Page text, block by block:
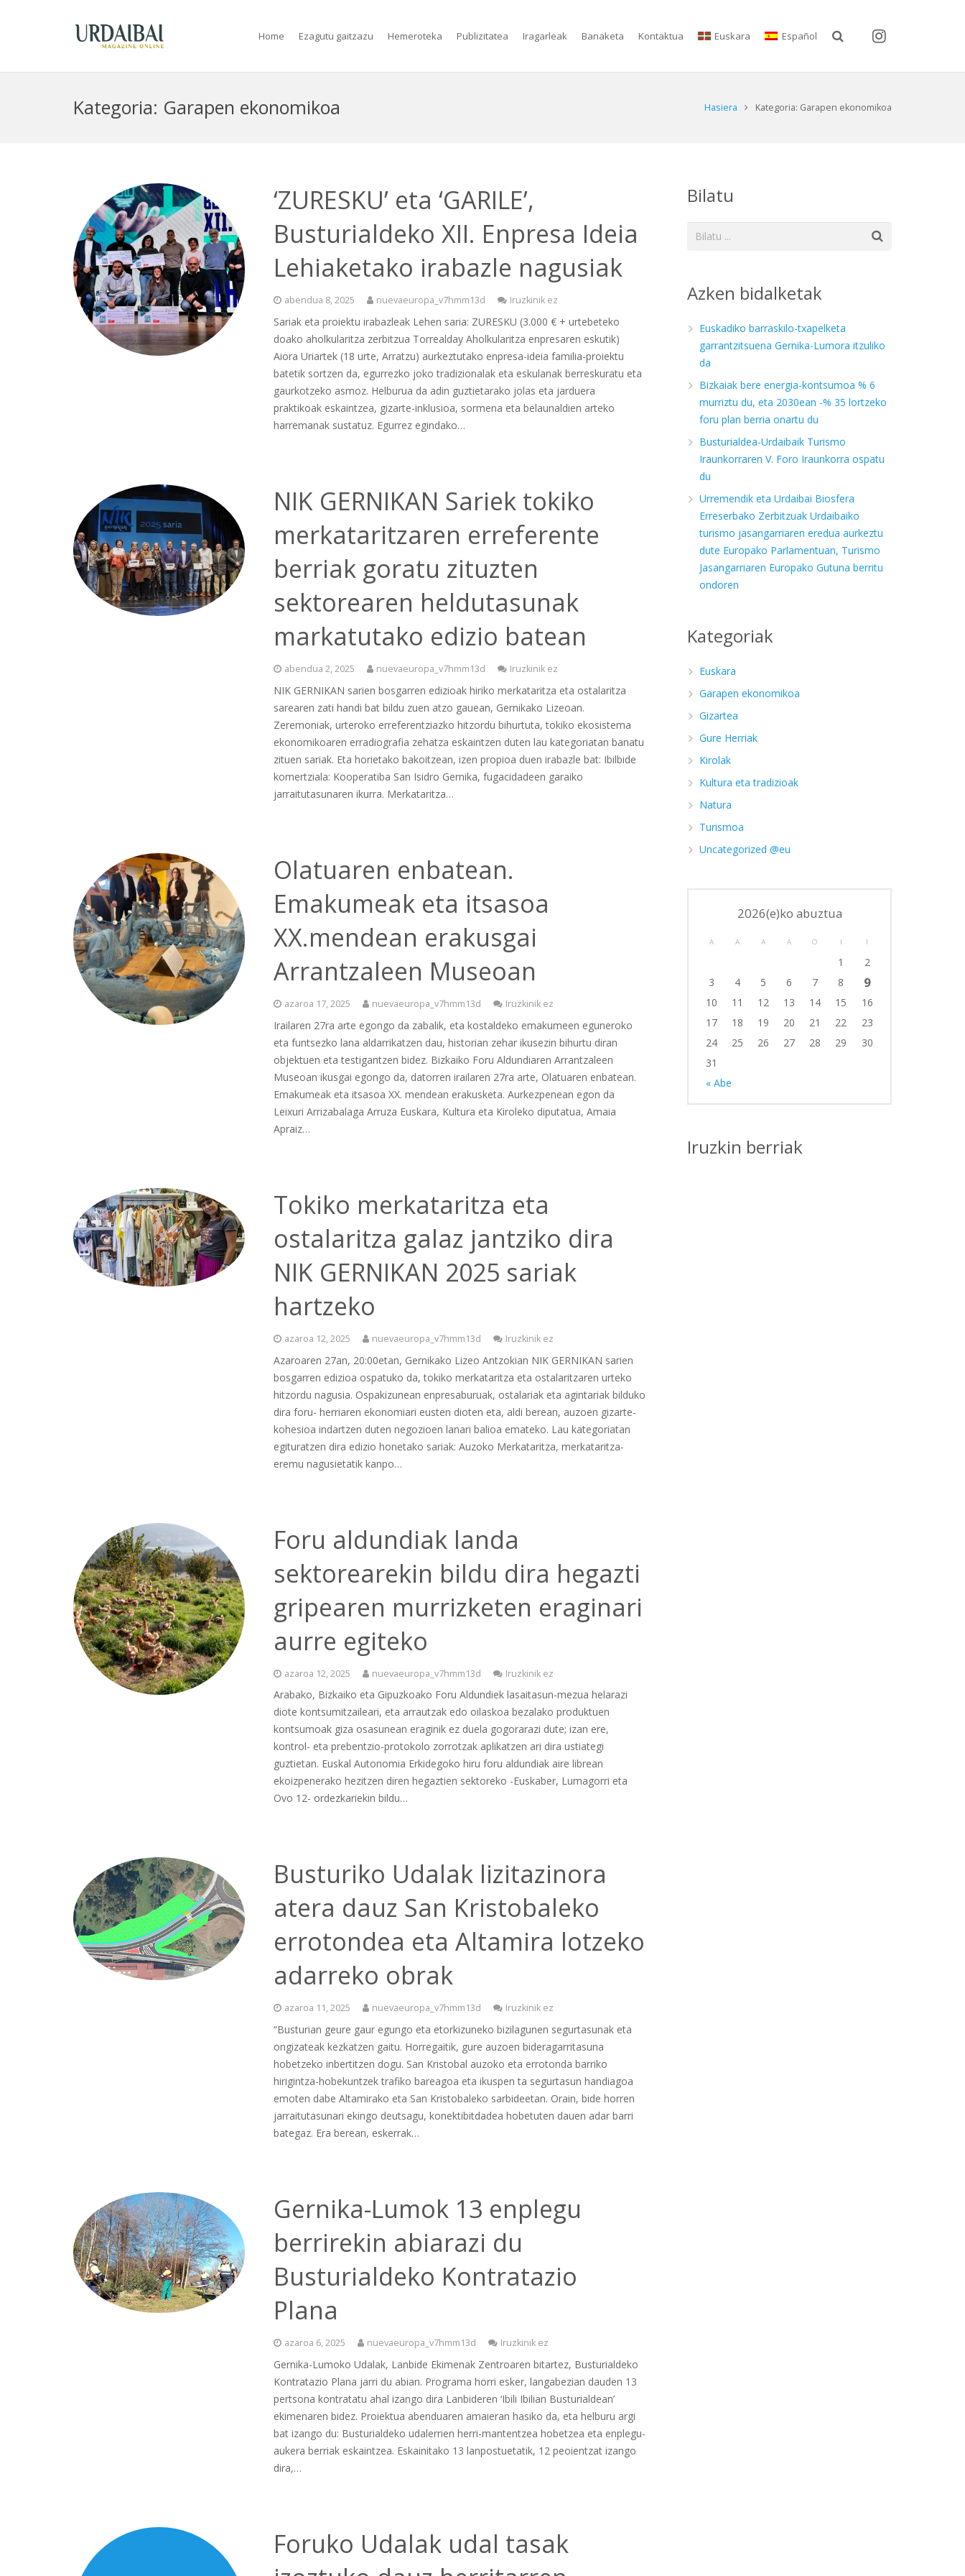
Home Ezagutu gaitzazu Hemeroteka Publizitatea Iragarleak Banaketa Kontaktua Euskara Español
Kategoria: Garapen ekonomikoa Hasiera Kategoria: Garapen ekonomikoa
‘ZURESKU’ eta ‘GARILE’,
Busturialdeko XII. Enpresa Ideia
Lehiaketako irabazle nagusiak
abendua 8, 2025 nuevaeuropa_v7hmm13d Iruzkinik ez
Sariak eta proiektu irabazleak Lehen saria: ZURESKU (3.000 € + urtebeteko
doako aholkularitza zerbitzua Torrealday Aholkularitza enpresaren eskutik)
Aiora Uriartek (18 urte, Arratzu) aurkeztutako enpresa-ideia familia-proiektu
batetik sortzen da, egurrezko joko tradizionalak eta eskulanak berreskuratu eta
gaurkotzeko asmoz. Helburua da adin guztietarako jolas eta jarduera
praktikoak eskaintzea, gizarte-inklusioa, sormena eta belaunaldien arteko
harremanak sustatuz. Egurrez egindako…
NIK GERNIKAN Sariek tokiko
merkataritzaren erreferente
berriak goratu zituzten
sektorearen heldutasunak
markatutako edizio batean
abendua 2, 2025 nuevaeuropa_v7hmm13d Iruzkinik ez
NIK GERNIKAN sarien bosgarren edizioak hiriko merkataritza eta ostalaritza
sarearen zati handi bat bildu zuen atzo gauean, Gernikako Lizeoan.
Zeremoniak, urteroko erreferentziazko hitzordu bihurtuta, tokiko ekosistema
ekonomikoaren erradiografia zehatza eskaintzen duten lau kategoriatan banatu
zituen sariak. Eta horietako bakoitzean, izen propioa duen irabazle bat: Ibilbide
komertziala: Kooperatiba San Isidro Gernika, fugacidadeen garaiko
jarraitutasunaren ikurra. Merkataritza…
Olatuaren enbatean.
Emakumeak eta itsasoa
XX.mendean erakusgai
Arrantzaleen Museoan
azaroa 17, 2025 nuevaeuropa_v7hmm13d Iruzkinik ez
Irailaren 27ra arte egongo da zabalik, eta kostaldeko emakumeen eguneroko
eta funtsezko lana aldarrikatzen dau, historian zehar ikusezin bihurtu diran
objektuen eta testigantzen bidez. Bizkaiko Foru Aldundiaren Arrantzaleen
Museoan ikusgai egongo da, datorren irailaren 27ra arte, Olatuaren enbatean.
Emakumeak eta itsasoa XX. mendean erakusketa. Aurkezpenean egon da
Leixuri Arrizabalaga Arruza Euskara, Kultura eta Kiroleko diputatua, Amaia
Apraiz…
Tokiko merkataritza eta
ostalaritza galaz jantziko dira
NIK GERNIKAN 2025 sariak
hartzeko
azaroa 12, 2025 nuevaeuropa_v7hmm13d Iruzkinik ez
Azaroaren 27an, 20:00etan, Gernikako Lizeo Antzokian NIK GERNIKAN sarien
bosgarren edizioa ospatuko da, tokiko merkataritza eta ostalaritzaren urteko
hitzordu nagusia. Ospakizunean enpresaburuak, ostalariak eta agintariak bilduko
dira foru- herriaren ekonomiari eusten dioten eta, aldi berean, auzoen gizarte-
kohesioa indartzen duten negozioen lanari balioa emateko. Lau kategoriatan
egituratzen dira edizio honetako sariak: Auzoko Merkataritza, merkataritza-
eremu nagusietatik kanpo…
Foru aldundiak landa
sektorearekin bildu dira hegazti
gripearen murrizketen eraginari
aurre egiteko
azaroa 12, 2025 nuevaeuropa_v7hmm13d Iruzkinik ez
Arabako, Bizkaiko eta Gipuzkoako Foru Aldundiek lasaitasun-mezua helarazi
diote kontsumitzaileari, eta arrautzak edo oilaskoa bezalako produktuen
kontsumoak giza osasunean eraginik ez duela gogorarazi dute; izan ere,
kontrol- eta prebentzio-protokolo zorrotzak aplikatzen ari dira ustiategi
guztietan. Euskal Autonomia Erkidegoko hiru foru aldundiak aire librean
ekoizpenerako hezitzen diren hegaztien sektoreko -Euskaber, Lumagorri eta
Ovo 12- ordezkariekin bildu…
Busturiko Udalak lizitazinora
atera dauz San Kristobaleko
errotondea eta Altamira lotzeko
adarreko obrak
azaroa 11, 2025 nuevaeuropa_v7hmm13d Iruzkinik ez
“Busturian geure gaur egungo eta etorkizuneko bizilagunen segurtasunak eta
ongizateak kezkatzen gaitu. Horregaitik, gure auzoen bideragarritasuna
hobetzeko inbertitzen dogu. San Kristobal auzoko eta errotonda barriko
hirigintza-hobekuntzek trafiko bareagoa eta ikuspen ta segurtasun handiagoa
emoten dabe Altamirako eta San Kristobaleko sarbideetan. Orain, bide horren
jarraitutasunari ekingo deutsagu, konektibitdadea hobetuten dauen adar barri
bategaz. Era berean, eskerrak…
Gernika-Lumok 13 enplegu
berrirekin abiarazi du
Busturialdeko Kontratazio
Plana
azaroa 6, 2025 nuevaeuropa_v7hmm13d Iruzkinik ez
Gernika-Lumoko Udalak, Lanbide Ekimenak Zentroaren bitartez, Busturialdeko
Kontratazio Plana jarri du abian. Programa horri esker, langabezian dauden 13
pertsona kontratatu ahal izango dira Lanbideren ‘Ibili Ibilian Busturialdean’
ekimenaren bidez. Proiektua abenduaren amaieran hasiko da, eta helburu argi
bat izango du: Busturialdeko udalerrien herri-mantentzea hobetzea eta enplegu-
aukera berriak eskaintzea. Eskainitako 13 lanpostuetatik, 12 peoientzat izango
dira,…
Foruko Udalak udal tasak
Bilatu
Azken bidalketak
Euskadiko barraskilo-txapelketa
garrantzitsuena Gernika-Lumora itzuliko
da
Bizkaiak bere energia-kontsumoa % 6
murriztu du, eta 2030ean -% 35 lortzeko
foru plan berria onartu du
Busturialdea-Urdaibaik Turismo
Iraunkorraren V. Foro Iraunkorra ospatu
du
Urremendik eta Urdaibai Biosfera
Erreserbako Zerbitzuak Urdaibaiko
turismo jasangarriaren eredua aurkeztu
dute Europako Parlamentuan, Turismo
Jasangarriaren Europako Gutuna berritu
ondoren
Kategoriak
Euskara
Garapen ekonomikoa
Gizartea
Gure Herriak
Kirolak
Kultura eta tradizioak
Natura
Turismoa
Uncategorized @eu
2026(e)ko abuztua
A A A A O I I
« Abe
1
2
3
4 5 6 7 8 9
10 11 12 13 14 15
16
17
18 19 20 21 22
23
24
25 26 27 28 29
30
31
Iruzkin berriak